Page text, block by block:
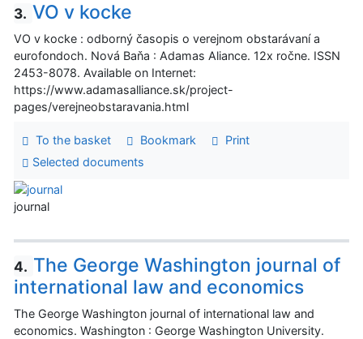
3. VO v kocke
VO v kocke : odborný časopis o verejnom obstarávaní a
eurofondoch. Nová Baňa : Adamas Aliance. 12x ročne. ISSN
2453-8078. Available on Internet:
https://www.adamasalliance.sk/project-
pages/verejneobstaravania.html
To the basket Bookmark
Print
Selected documents
journal
4. The George Washington journal of
international law and economics
The George Washington journal of international law and
economics. Washington : George Washington University.